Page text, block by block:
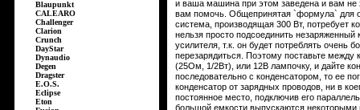
Blaupunkt
CALEARO
Challenger
Clarion
Crunch
DayStar
Dynaudio
Degen
Dragster
E.O.S.
Eclipse
Eton
и ваша машина при этом заведена и вам не
вам помочь. Общепринятая `формула` для
система, производящая 300 Вт, потребует
нельзя просто подсоединить
усилителя, т.к. он будет потреблять очень
перезарядиться. Поэтому поставьте
(25Ом, 1/2Вт), или 12В лампочку, и дайте
последовательно с конденсатором, то ее
конденсатор от зарядных проводов, ни в
постоянное место, подключив его
большой емкости выпускаются некоторыми